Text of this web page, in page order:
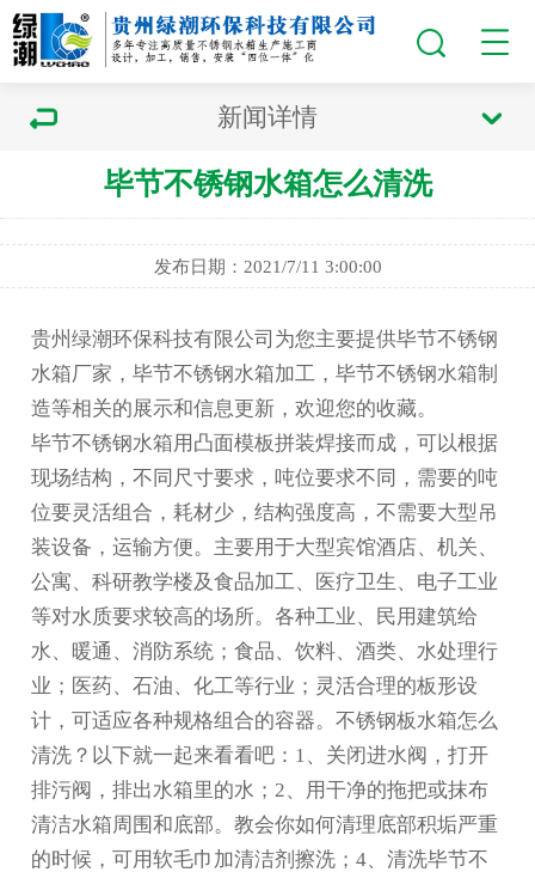
新闻详情
毕节不锈钢水箱怎么清洗
发布日期：2021/7/11 3:00:00
贵州绿潮环保科技有限公司为您主要提供毕节不锈钢
水箱厂家 ，毕节不锈钢水箱加工，毕节不锈钢水箱制
造等相关的展示和信息更新，欢迎您的收藏。
毕节不锈钢水箱用凸面模板拼装焊接而成，可以根据
现场结构，不同尺寸要求，吨位要求不同，需要的吨
位要灵活组合，耗材少，结构强度高，不需要大型吊
装设备，运输方便。主要用于大型宾馆酒店、机关、
公寓、科研教学楼及食品加工、医疗卫生、电子工业
等对水质要求较高的场所。各种工业、民用建筑给
水、暖通、消防系统；食品、饮料、酒类、水处理行
业；医药、石油、化工等行业；灵活合理的板形设
计，可适应各种规格组合的容器。不锈钢板水箱怎么
清洗？以下就一起来看看吧：1、关闭进水阀，打开
排污阀，排出水箱里的水；2、用干净的拖把或抹布
清洁水箱周围和底部。教会你如何清理底部积垢严重
的时候，可用软毛巾加清洁剂擦洗；4、清洗毕节不